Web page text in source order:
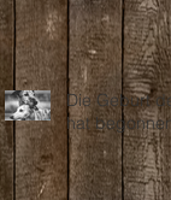
Die Geburt
hat